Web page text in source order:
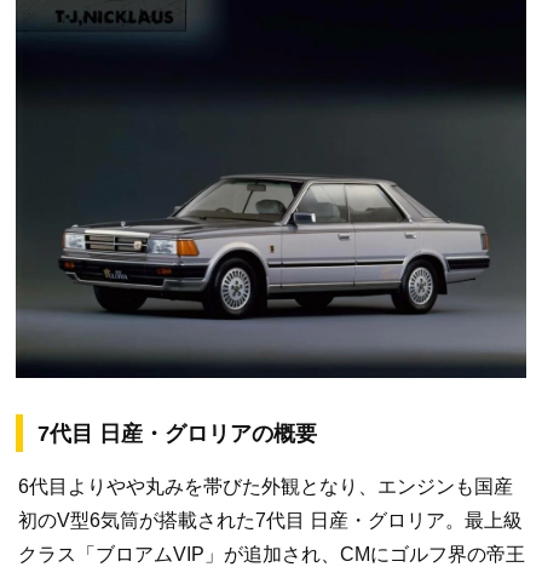
7代目 日産・グロリアの概要
6代目よりやや丸みを帯びた外観となり、エンジンも国産
初のV型6気筒が搭載された7代目 日産・グロリア。最上級
クラス「ブロアムVIP」が追加され、CMにゴルフ界の帝王